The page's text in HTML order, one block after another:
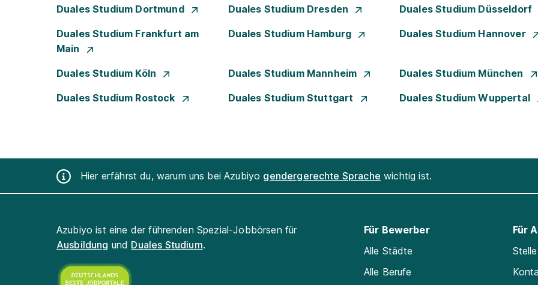
Duales Studium Dortmund Duales Studium Dresden Duales Studium Düsseldorf
Duales Studium Frankfurt am
Main
Duales Studium Hamburg Duales Studium Hannover
Duales Studium Köln Duales Studium Mannheim Duales Studium München
Duales Studium Rostock Duales Studium Stuttgart Duales Studium Wuppertal
Hier erfährst du, warum uns bei Azubiyo gendergerechte Sprache wichtig ist.
Azubiyo ist eine der führenden Spezial-Jobbörsen für
Ausbildung und Duales Studium.
Für Bewerber
Alle Städte
Alle Berufe
Für